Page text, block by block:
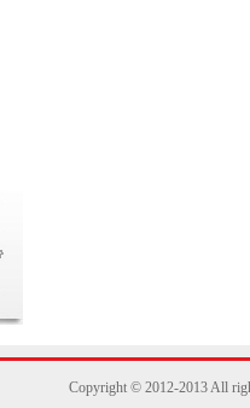
Copyright © 2012-2013 All